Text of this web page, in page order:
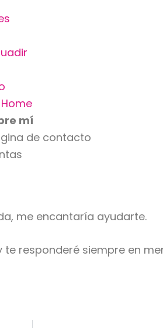
mí
de contacto
me encantaría ayudarte.
responderé siempre en